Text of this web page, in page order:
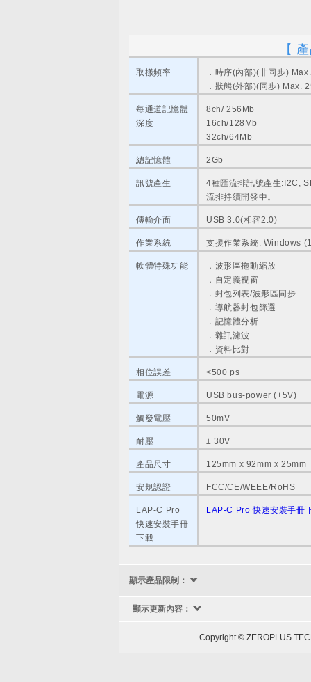
【
取樣頻率
．時序(內部)(非同步)
．狀態(外部)(同步) Max.
每通道記憶體
深度
8ch/ 256Mb
16ch/128Mb
32ch/64Mb
總記憶體 2Gb
訊號產生
4種匯流排訊號產生:I2C,
流排持續開發中。
傳輸介面 USB 3.0(相容2.0)
作業系統 支援作業系統: Windows
軟體特殊功能
．波形區拖動縮放
．自定義視窗
．封包列表/波形區同步
．導航器封包篩選
．記憶體分析
．雜訊濾波
．資料比對
相位誤差 <500 ps
電源 USB bus-power (+5V)
觸發電壓 50mV
耐壓 ± 30V
產品尺寸 125mm x 92mm x 25mm
安規認證 FCC/CE/WEEE/RoHS
LAP-C Pro
快速安裝手冊
下載
LAP-C Pro 快速安裝手冊
顯示產品限制：
顯示更新內容：
Copyright © ZEROPLUS